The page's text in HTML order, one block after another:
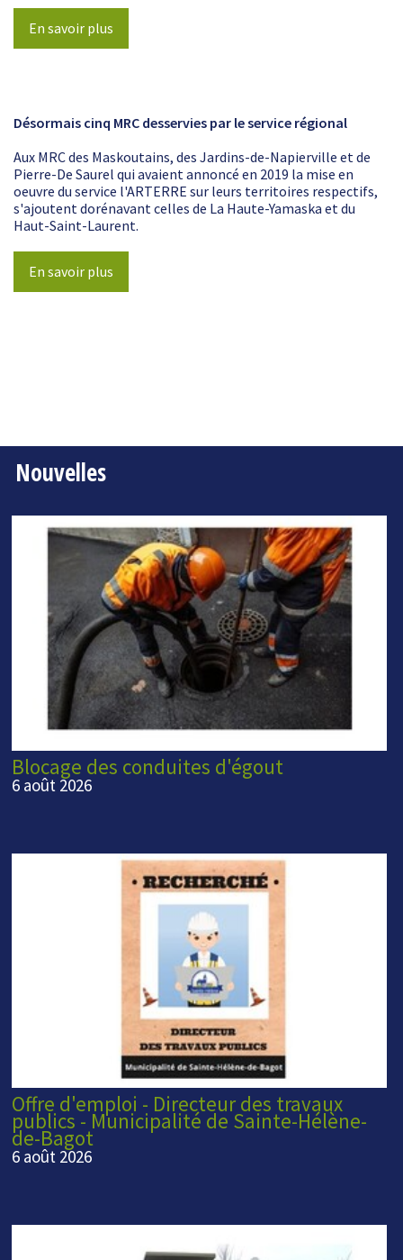
En savoir plus
Désormais cinq MRC desservies par le service régional
Aux MRC des Maskoutains, des Jardins-de-Napierville et de
Pierre-De Saurel qui avaient annoncé en 2019 la mise en
oeuvre du service l'ARTERRE sur leurs territoires respectifs,
s'ajoutent dorénavant celles de La Haute-Yamaska et du
Haut-Saint-Laurent.
En savoir plus
Nouvelles
Blocage des conduites d'égout
6 août 2026
Offre d'emploi - Directeur des travaux
publics - Municipalité de Sainte-Hélène-
de-Bagot
6 août 2026